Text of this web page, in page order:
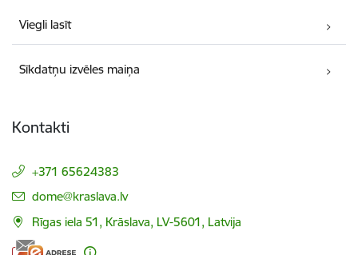
Viegli lasīt
Sīkdatņu izvēles maiņa
Kontakti
+371 65624383
E-pasts:
dome@kraslava.lv
Rīgas iela 51, Krāslava, LV-5601, Latvija